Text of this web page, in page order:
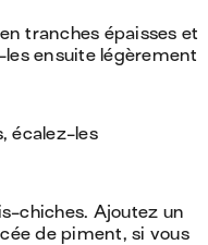
tranches épaisses et
ensuite légèrement
écalez-les
chiches. Ajoutez un
de piment, si vous